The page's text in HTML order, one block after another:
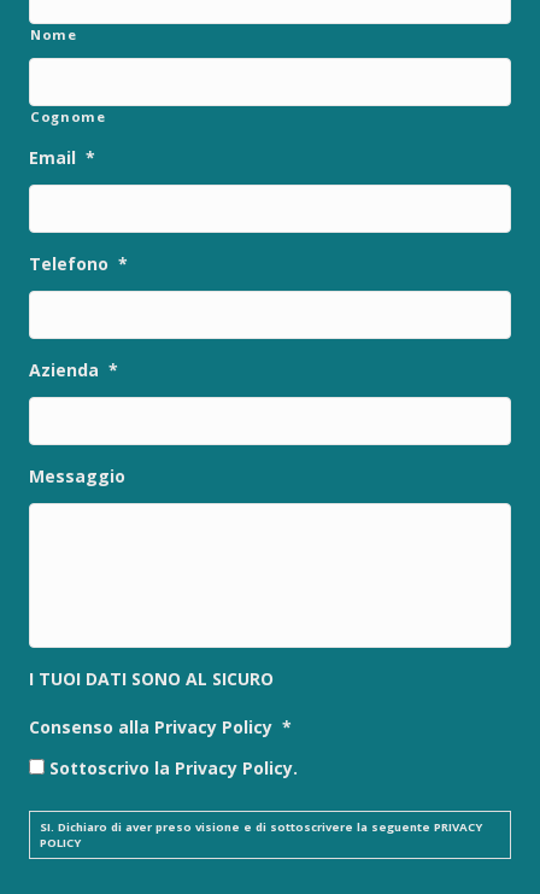
Nome
Cognome
Email *
Telefono *
Azienda *
Messaggio
I TUOI DATI SONO AL SICURO
Consenso alla Privacy Policy *
Sottoscrivo la Privacy Policy.
SI. Dichiaro di aver preso visione e di sottoscrivere la seguente PRIVACY
POLICY